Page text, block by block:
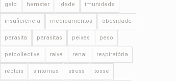
gato hamster idade imunidade
insuficiência medicamentos obesidade
parasita parasitas peixes peso
petcollective raiva renal respiratória
répteis sintomas stress tosse